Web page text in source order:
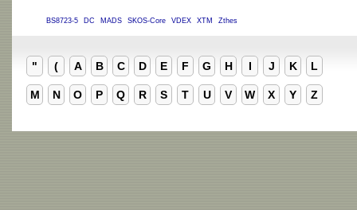
BS8723-5 DC MADS SKOS-Core VDEX XTM Zthes
" ( A B C D E F G H I J K L
M N O P Q R S T U V W X Y Z